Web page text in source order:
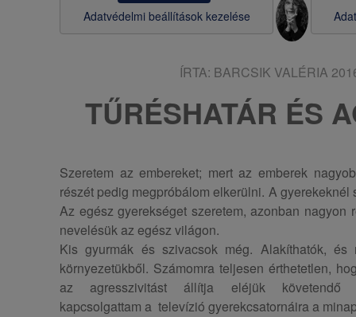
Adatvédelmi beállítások kezelése
ÍRTA: BARCSIK VALÉRIA
TŰRÉSHATÁR ÉS
Szeretem az embereket; mert az emberek
részét pedig megpróbálom elkerülni. A gyerekeknél
Az egész gyerekséget szeretem, azonban nagyon
nevelésük az egész világon.
Kis gyurmák és szivacsok még. Alakíthatók, és
környezetükből. Számomra teljesen érthetetlen,
az agresszivitást állítja eléjük követendő
kapcsolgattam a televízió gyerekcsatornáira a